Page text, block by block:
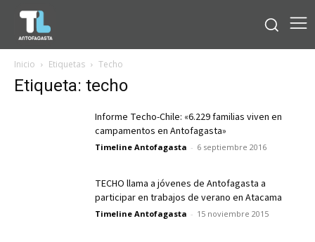
Inicio Etiquetas Techo
Etiqueta: techo
Informe Techo-Chile: «6.229 familias viven en
campamentos en Antofagasta»
Timeline Antofagasta - 6 septiembre 2016
TECHO llama a jóvenes de Antofagasta a
participar en trabajos de verano en Atacama
Timeline Antofagasta - 15 noviembre 2015